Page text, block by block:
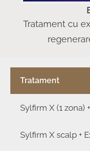
Tratament cu
Tratament
Sylfirm X (1 zona)
Sylfirm X scalp +